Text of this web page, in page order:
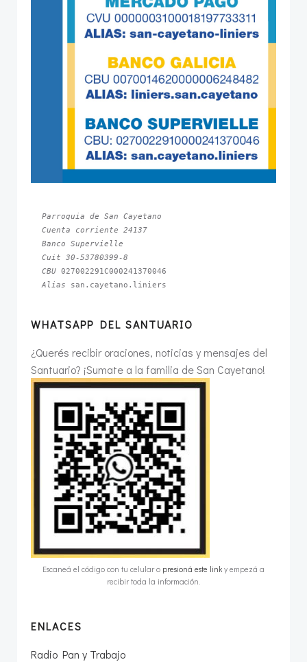
Parroquia de San Cayetano
Cuenta corriente 24137
Banco Supervielle
Cuit 30-53780399-8
CBU
Alias san.cayetano.liniers
WHATSAPP DEL SANTUARIO
¿Querés recibir oraciones, noticias y mensajes del
Santuario? ¡Sumate a la familia de San Cayetano!
Escaneá el código con tu celular o presioná este link y empezá a
recibir toda la información.
ENLACES
Radio Pan y Trabajo